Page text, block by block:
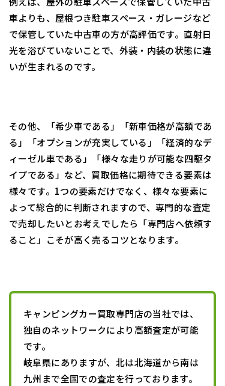
車よりも、屋根つき駐車スペース・ガレージなど
で保管していた中古車の方が高評価です。直射日
光を浴びていないことで、外装・内装の状態に違
いが生まれるのです。
その他、「希少車である」「新車価格が高額であ
る」「オプションが充実している」「経済的なデ
ィーゼル車である」「様々な走りが可能な四駆タ
イプである」など、買取価格に期待できる要素は
様々です。1つの要素だけでなく、様々な要素に
よって総合的に判断されますので、専門的な査定
で売却したいとお考えでしたら「専門店へ依頼す
ること」こそが高く売るコツとなります。
キャンピングカー買取専門店の当社では、
独自のネットワークにより高額査定が可能
です。
岐阜県にありますが、北は北海道から南は
九州まで全国での査定を行っております。